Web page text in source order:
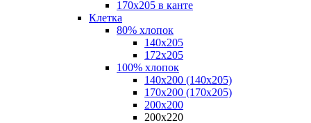
170х205 в канте
Клетка
80% хлопок
140x205
172х205
100% хлопок
140x200 (140х205)
170x200 (170х205)
200х200
200х220